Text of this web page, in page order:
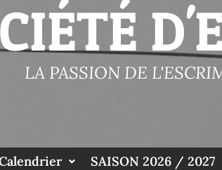
LA PASSION DE
SAISON 2026 / 2027